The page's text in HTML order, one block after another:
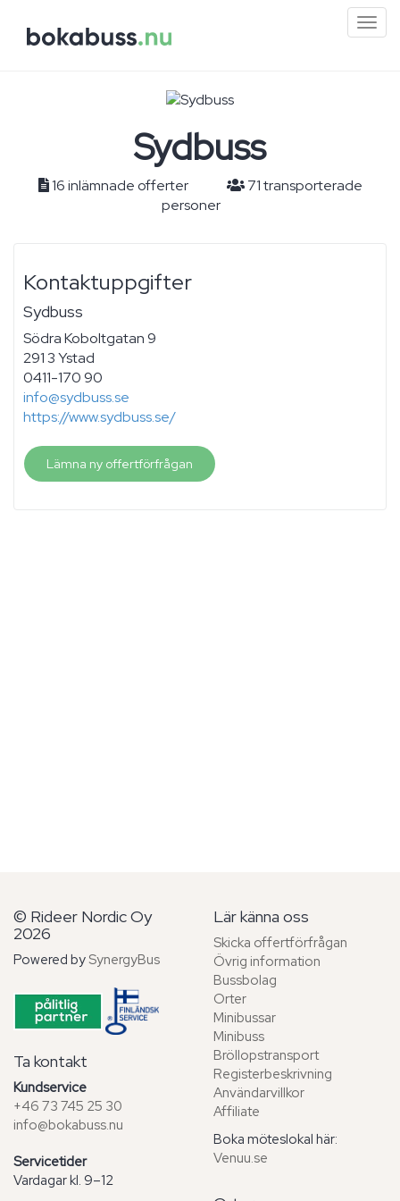
Sydbuss
16 inlämnade offerter
71 transporterade
personer
Kontaktuppgifter
Sydbuss
Södra Koboltgatan 9
291 3 Ystad
0411-170 90
info@sydbuss.se
https://www.sydbuss.se/
Lämna ny offertförfrågan
© Rideer Nordic Oy
2026
Powered by SynergyBus
Ta kontakt
Kundservice
+46 73 745 25 30
info@bokabuss.nu
Servicetider
Vardagar kl. 9–12
Lär känna oss
Skicka offertförfrågan
Övrig information
Bussbolag
Orter
Minibussar
Minibuss
Bröllopstransport
Registerbeskrivning
Användarvillkor
Affiliate
Boka möteslokal här:
Venuu.se